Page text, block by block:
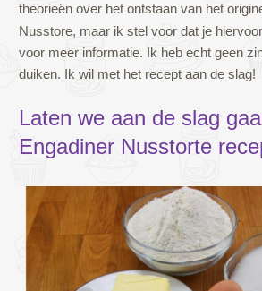
theorieën over het ontstaan van het
Nusstore, maar ik stel voor dat je hiervoor
voor meer informatie. Ik heb echt geen
duiken. Ik wil met het recept aan de slag!
Laten we aan de slag
Engadiner Nusstorte